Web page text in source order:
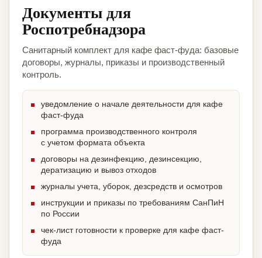
Документы для
Роспотребнадзора
Санитарный комплект для кафе фаст-фуда: базовые
договоры, журналы, приказы и производственный
контроль.
уведомление о начале деятельности для кафе
фаст-фуда
программа производственного контроля
с учетом формата объекта
договоры на дезинфекцию, дезинсекцию,
дератизацию и вывоз отходов
журналы учета, уборок, дезсредств и осмотров
инструкции и приказы по требованиям СанПиН
по России
чек-лист готовности к проверке для кафе фаст-
фуда